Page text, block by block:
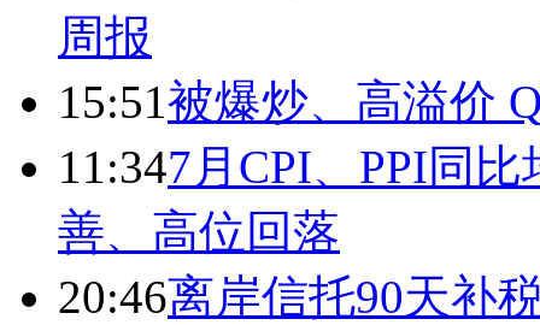
周报
15:51被爆炒、高溢价
11:347月CPI、PPI同
善、高位回落
20:46离岸信托90天补